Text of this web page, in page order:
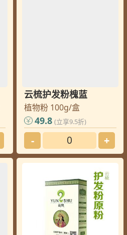
云梳护发粉槐蓝
植物粉 100g/盒
49.8 (立享9.5折)
- +